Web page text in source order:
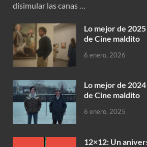
disimular las canas …
Lo mejor de
de Cine maldito
6 enero, 2026
Lo mejor de
de Cine maldito
6 enero, 2025
12×12: Un